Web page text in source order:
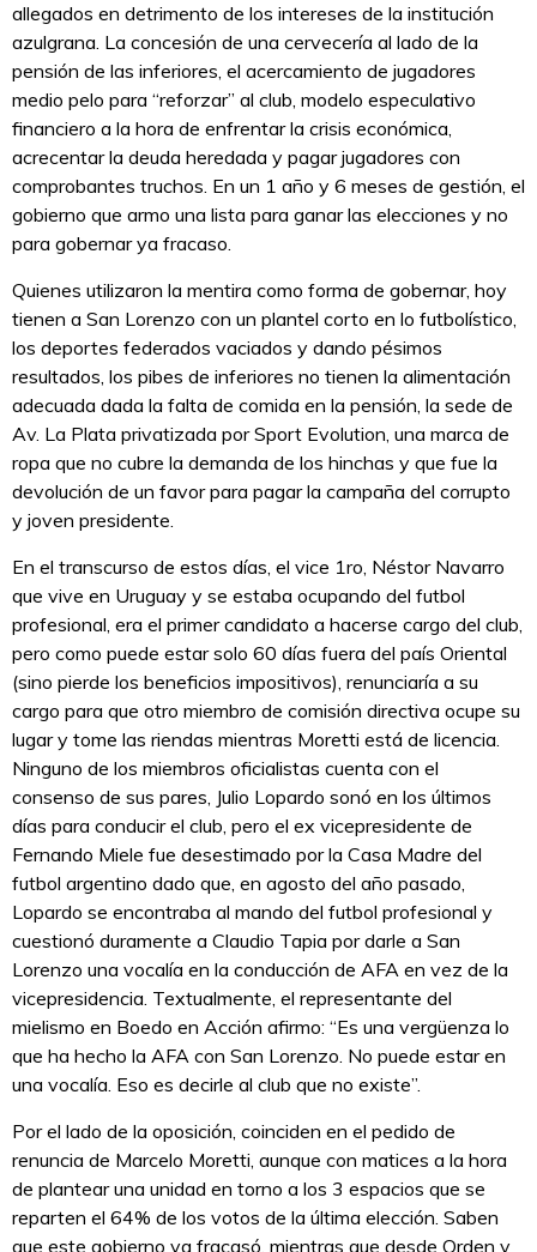
allegados en detrimento de los intereses de la institución
azulgrana. La concesión de una cervecería al lado de la
pensión de las inferiores, el acercamiento de jugadores
medio pelo para “reforzar” al club, modelo especulativo
financiero a la hora de enfrentar la crisis económica,
acrecentar la deuda heredada y pagar jugadores con
comprobantes truchos. En un 1 año y 6 meses de gestión, el
gobierno que armo una lista para ganar las elecciones y no
para gobernar ya fracaso.
Quienes utilizaron la mentira como forma de gobernar, hoy
tienen a San Lorenzo con un plantel corto en lo futbolístico,
los deportes federados vaciados y dando pésimos
resultados, los pibes de inferiores no tienen la alimentación
adecuada dada la falta de comida en la pensión, la sede de
Av. La Plata privatizada por Sport Evolution, una marca de
ropa que no cubre la demanda de los hinchas y que fue la
devolución de un favor para pagar la campaña del corrupto
y joven presidente.
En el transcurso de estos días, el vice 1ro, Néstor Navarro
que vive en Uruguay y se estaba ocupando del futbol
profesional, era el primer candidato a hacerse cargo del club,
pero como puede estar solo 60 días fuera del país Oriental
(sino pierde los beneficios impositivos), renunciaría a su
cargo para que otro miembro de comisión directiva ocupe su
lugar y tome las riendas mientras Moretti está de licencia.
Ninguno de los miembros oficialistas cuenta con el
consenso de sus pares, Julio Lopardo sonó en los últimos
días para conducir el club, pero el ex vicepresidente de
Fernando Miele fue desestimado por la Casa Madre del
futbol argentino dado que, en agosto del año pasado,
Lopardo se encontraba al mando del futbol profesional y
cuestionó duramente a Claudio Tapia por darle a San
Lorenzo una vocalía en la conducción de AFA en vez de la
vicepresidencia. Textualmente, el representante del
mielismo en Boedo en Acción afirmo: “Es una vergüenza lo
que ha hecho la AFA con San Lorenzo. No puede estar en
una vocalía. Eso es decirle al club que no existe”.
Por el lado de la oposición, coinciden en el pedido de
renuncia de Marcelo Moretti, aunque con matices a la hora
de plantear una unidad en torno a los 3 espacios que se
reparten el 64% de los votos de la última elección. Saben
que este gobierno ya fracasó, mientras que desde Orden y